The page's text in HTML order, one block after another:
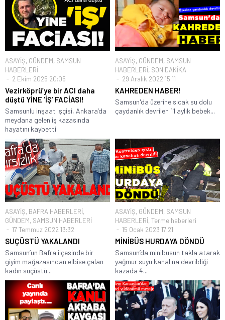
ASAYİŞ, GÜNDEM, SAMSUN
HABERLERİ
2 Ekim 2025 20:05
Vezirköprü’ye bir ACI daha
düştü YİNE ‘İŞ’ FACİASI!
Samsunlu inşaat işçisi, Ankara’da
meydana gelen iş kazasında
hayatını kaybetti
ASAYİŞ, GÜNDEM, SAMSUN
HABERLERİ, SON DAKİKA
29 Aralık 2022 15:11
KAHREDEN HABER!
Samsun'da üzerine sıcak su dolu
çaydanlık devrilen 11 aylık bebek...
ASAYİŞ, BAFRA HABERLERİ,
GÜNDEM, SAMSUN HABERLERİ
17 Temmuz 2022 13:32
SUÇÜSTÜ YAKALANDI
Samsun’un Bafra ilçesinde bir
giyim mağazasından elbise çalan
kadın suçüstü...
ASAYİŞ, GÜNDEM, SAMSUN
HABERLERİ, Terme haberleri
15 Ocak 2023 17:21
MİNİBÜS HURDAYA DÖNDÜ
Samsun’da minibüsün takla atarak
yağmur suyu kanalına devrildiği
kazada 4...